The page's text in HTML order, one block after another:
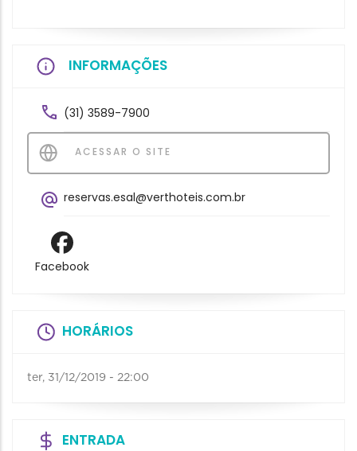
INFORMAÇÕES
(31) 3589-7900
ACESSAR O SITE
reservas.esal@verthoteis.com.br
Facebook
HORÁRIOS
ter, 31/12/2019 - 22:00
ENTRADA